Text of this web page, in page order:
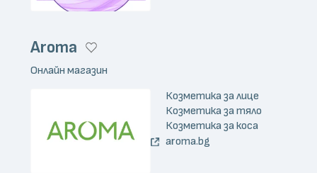
Aroma
Онлайн магазин
Козметика за лице
Козметика за тяло
Козметика за коса
aroma.bg